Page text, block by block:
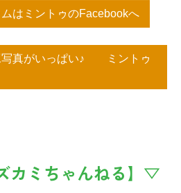
はミントゥのFacebookへ
写真がいっぱい♪ ミントゥ
カミちゃんねる】▽